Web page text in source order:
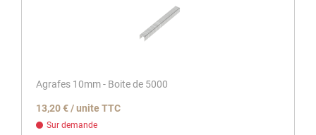
Agrafes 10mm - Boite de 5000
13,20 € / unite TTC
Sur demande